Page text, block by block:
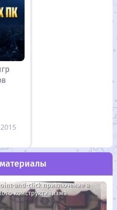
and-click приключение в
конструктивизма